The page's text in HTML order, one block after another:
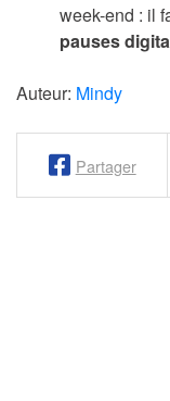
week-end : il
pauses
Auteur: Mindy
Partager